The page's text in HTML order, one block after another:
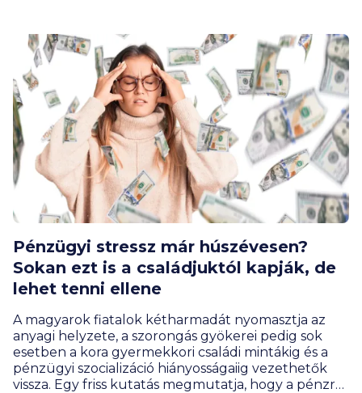
Pénzügyi stressz már húszévesen?
Sokan ezt is a családjuktól kapják, de
lehet tenni ellene
A magyarok fiatalok kétharmadát nyomasztja az
anyagi helyzete, a szorongás gyökerei pedig sok
esetben a kora gyermekkori családi mintákig és a
pénzügyi szocializáció hiányosságaiig vezethetők
vissza. Egy friss kutatás megmutatja, hogy a pénzről